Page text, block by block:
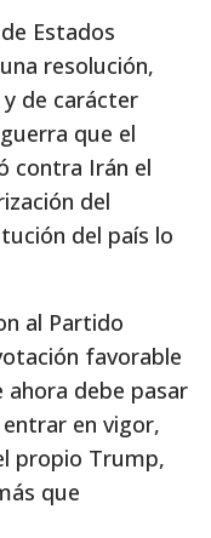
Estados
resolución,
de carácter
que el
contra Irán el
del
del país lo
al Partido
favorable
ahora debe pasar
en vigor,
propio Trump,
que